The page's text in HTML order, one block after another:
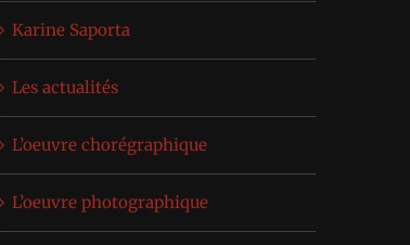
Karine Saporta
Les actualités
L’oeuvre chorégraphique
L’oeuvre photographique